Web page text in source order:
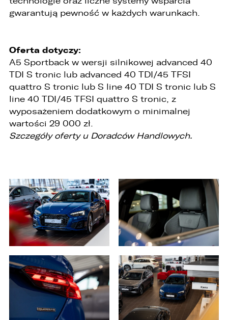
gwarantują pewność w każdych warunkach.
Oferta dotyczy:
A5 Sportback w wersji silnikowej advanced 40
TDI S tronic lub advanced 40 TDI/45 TFSI
quattro S tronic lub S line 40 TDI S tronic lub S
line 40 TDI/45 TFSI quattro S tronic, z
wyposażeniem dodatkowym o minimalnej
wartości 29 000 zł.
Szczegóły oferty u Doradców Handlowych.
niezgodnego z prawem.
Państwem.
5. Dane udostępnione przez Państwa nie będą
przetwarzane w sposób zautomatyzowany i nie
będą podlegały profilowaniu.
6. Administrator nie przekazuje danych
osobowych do państwa trzeciego lub
organizacji międzynarodowej.